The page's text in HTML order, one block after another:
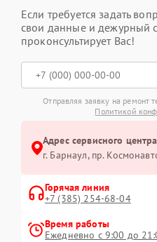
Если требуется задать
свои данные и дежурный
проконсультирует Вас!
Отправляя заявку на ремонт
Политикой
Адрес сервисного
г. Барнаул, ​пр.
Горячая линия
+7 (385) 254-68-04
Время работы
Ежедневно с 9:00 до